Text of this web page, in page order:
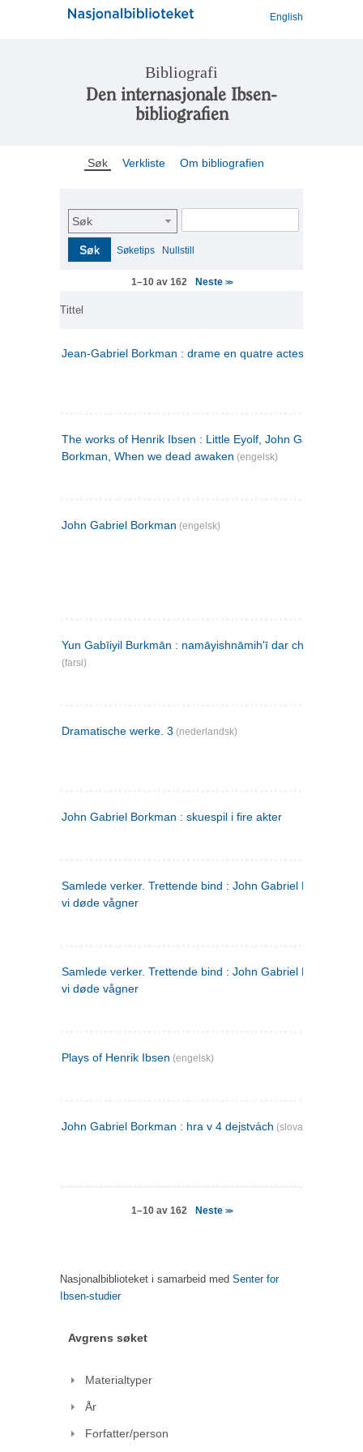
English
Bibliografi
Den internasjonale Ibsen-
bibliografien
Søk Verkliste Om bibliografien
Søk
Søk Søketips Nullstill
1–10 av 162 Neste >>
Tittel
Jean-Gabriel Borkman : drame en quatre actes
The works of Henrik Ibsen : Little Eyolf, John Gabriel
Borkman, When we dead awaken (engelsk)
John Gabriel Borkman (engelsk)
Yun Gabīiyil Burkmān : namāyishnāmihʹī dar chahār pardih
(farsi)
Dramatische werke. 3 (nederlandsk)
John Gabriel Borkman : skuespil i fire akter
Samlede verker. Trettende bind : John Gabriel Borkman ;
vi døde vågner
Samlede verker. Trettende bind : John Gabriel Borkman ;
vi døde vågner
Plays of Henrik Ibsen (engelsk)
John Gabriel Borkman : hra v 4 dejstvách (slovakisk)
1–10 av 162 Neste >>
Nasjonalbiblioteket i samarbeid med Senter for
Ibsen-studier
Avgrens søket
Materialtyper
År
Forfatter/person